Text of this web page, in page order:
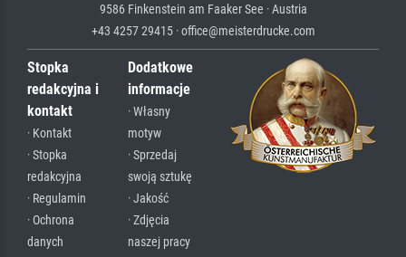
9586 Finkenstein am Faaker See · Austria
+43 4257 29415 · office@meisterdrucke.com
Stopka
redakcyjna i
kontakt
· Kontakt
· Stopka
redakcyjna
· Regulamin
· Ochrona
danych
Dodatkowe
informacje
· Własny
motyw
· Sprzedaj
swoją sztukę
· Jakość
· Zdjęcia
naszej pracy